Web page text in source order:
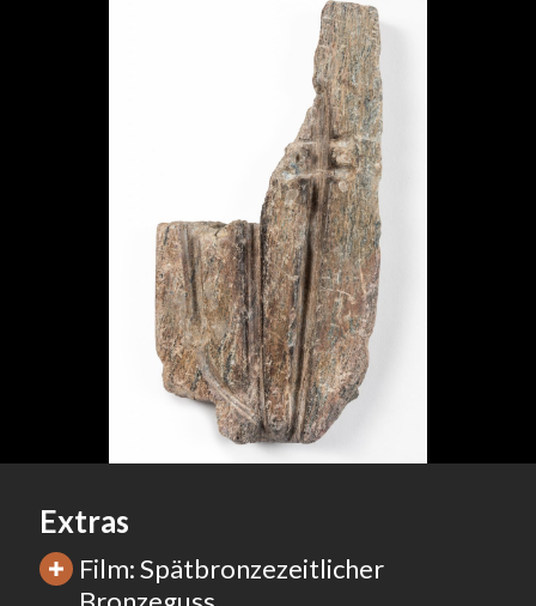
Extras
Film: Spätbronzezeitlicher